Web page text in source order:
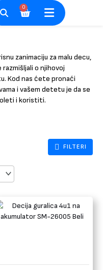
0
Cart
zanimaciju za malu decu,
o njihovoj
Kod nas ćete pronaći
i vašem detetu je da se
i koristiti.
FILTERI